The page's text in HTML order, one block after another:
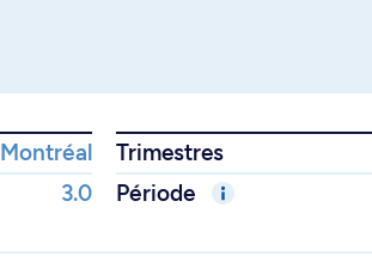
Montréal Trimestres
3.0 Période